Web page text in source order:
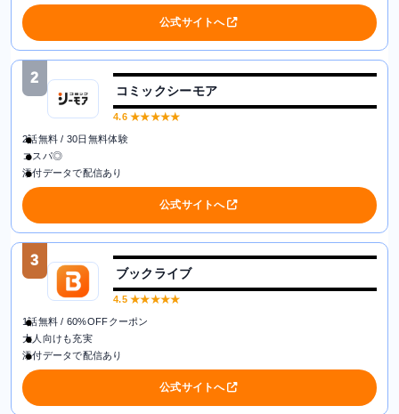
公式サイトへ
2
コミックシーモア
4.6★★★★★
2話無料 / 30日無料体験
コスパ◎
添付データで配信あり
公式サイトへ
3
ブックライブ
4.5★★★★★
1話無料 / 60%OFFクーポン
大人向けも充実
添付データで配信あり
公式サイトへ